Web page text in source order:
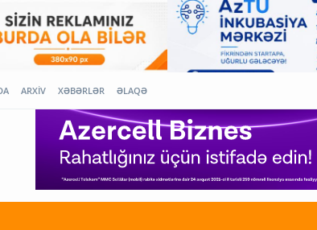
ARXİV XƏBƏRLƏR ƏLAQƏ